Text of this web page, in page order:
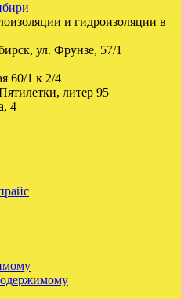
и гидроизоляции в
ул. Фрунзе, 57/1
60/1 к 2/4
литер 95
4